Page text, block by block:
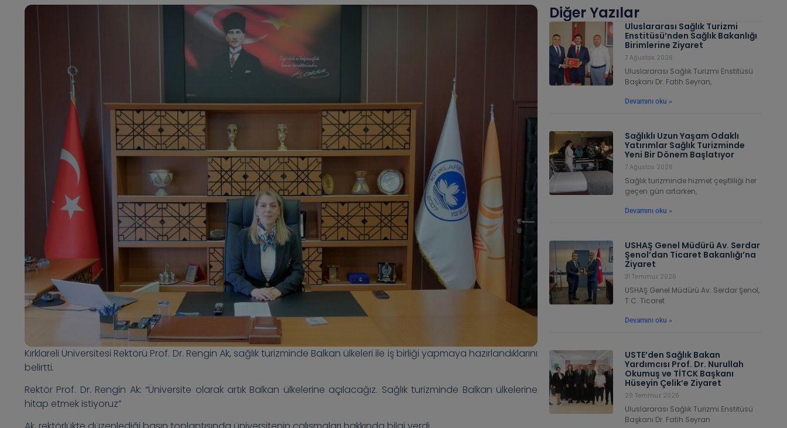
Kırklareli Üniversitesi Rektörü Prof. Dr. Rengin Ak, sağlık turizminde Balkan ülkeleri ile iş birliği yapmaya hazırlandıklarını
belirtti.
Rektör Prof. Dr. Rengin Ak: “Üniversite olarak artık Balkan ülkelerine açılacağız. Sağlık turizminde Balkan ülkelerine
hitap etmek istiyoruz”
Diğer Yazılar
Uluslararası Sağlık Turizmi
Enstitüsü’nden Sağlık Bakanlığı
Birimlerine Ziyaret
7 Ağustos 2026
Uluslararası Sağlık Turizmi Enstitüsü
Başkanı Dr. Fatih Seyran,
Devamını oku »
Sağlıklı Uzun Yaşam Odaklı
Yatırımlar Sağlık Turizminde
Yeni Bir Dönem Başlatıyor
7 Ağustos 2026
Sağlık turizminde hizmet çeşitliliği her
geçen gün artarken,
Devamını oku »
USHAŞ Genel Müdürü Av. Serdar
Şenol’dan Ticaret Bakanlığı’na
Ziyaret
31 Temmuz 2026
USHAŞ Genel Müdürü Av. Serdar Şenol,
T.C. Ticaret
Devamını oku »
USTE’den Sağlık Bakan
Yardımcısı Prof. Dr. Nurullah
Okumuş ve TİTCK Başkanı
Hüseyin Çelik’e Ziyaret
29 Temmuz 2026
Uluslararası Sağlık Turizmi Enstitüsü
Başkanı Dr. Fatih Seyran